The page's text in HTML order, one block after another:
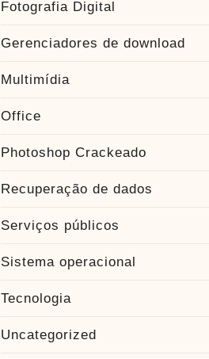
Fotografia Digital
Gerenciadores de download
Multimídia
Office
Photoshop Crackeado
Recuperação de dados
Serviços públicos
Sistema operacional
Tecnologia
Uncategorized